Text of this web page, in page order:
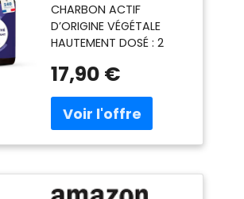
Flatulences
(EFSA) - 240
Gélules
CHARBON ACTIF
D’ORIGINE VÉGÉTALE
HAUTEMENT DOSÉ : 2
actif par dose
coques de noix de
coco et activé selon un
procédé en deux
NATURELLE : Charbon
obtenu à partir de noix
17,90 €